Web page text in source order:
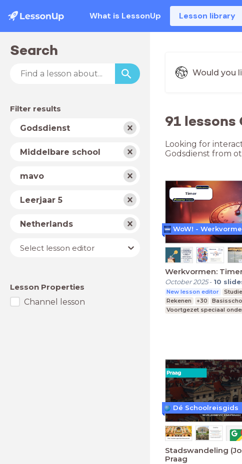
What is LessonUp Lesson library
Search
Filter results
Subject
Godsdienst
School
typeMiddelbare school
mavo
YearLeerjaar 5
Country
Netherlands
Lesson
editor
Select lesson editor
Lesson Properties
Channel lesson
Would you
91
Looking for
Godsdienst from
Werkvormen:
October 2025- 10
New lesson editor
Rekenen
+30
Voortgezet speciaal
Stadswandeling
Praag
Dé Schoolreisgids